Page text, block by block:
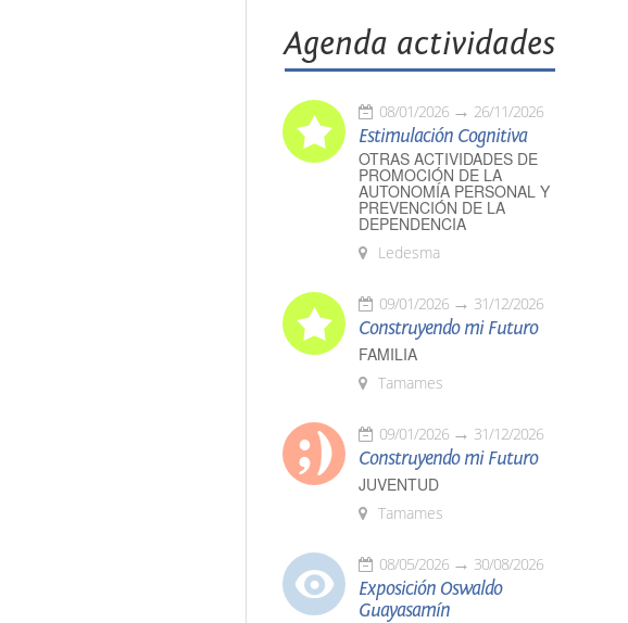
Agenda actividades
08/01/2026 26/11/2026
Estimulación Cognitiva
OTRAS ACTIVIDADES DE
PROMOCIÓN DE LA
AUTONOMÍA PERSONAL Y
PREVENCIÓN DE LA
DEPENDENCIA
Ledesma
09/01/2026 31/12/2026
Construyendo mi Futuro
FAMILIA
Tamames
09/01/2026 31/12/2026
Construyendo mi Futuro
JUVENTUD
Tamames
08/05/2026 30/08/2026
Exposición Oswaldo
Guayasamín